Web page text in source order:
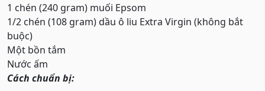
1 chén (240 gram) muối Epsom
1/2 chén (108 gram) dầu ô liu Extra Virgin (không bắt
buộc)
Một bồn tắm
Nước ấm
Cách chuẩn bị: